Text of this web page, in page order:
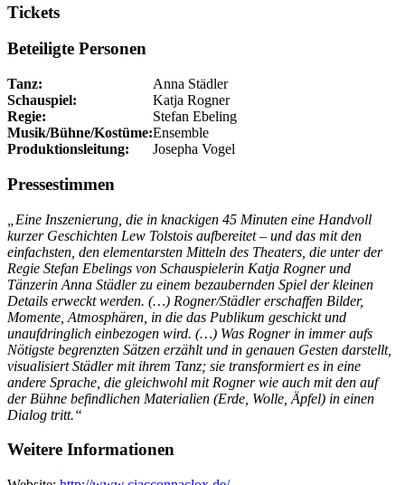
Tickets
Beteiligte Personen
Tanz:
Anna Städler
Schauspiel:
Katja Rogner
Regie:
Stefan Ebeling
Musik/Bühne/Kostüme:Ensemble
Produktionsleitung:
Josepha Vogel
Pressestimmen
„Eine Inszenierung, die in knackigen 45 Minuten eine Handvoll
kurzer Geschichten Lew Tolstois aufbereitet – und das mit den
einfachsten, den elementarsten Mitteln des Theaters, die unter der
Regie Stefan Ebelings von Schauspielerin Katja Rogner und
Tänzerin Anna Städler zu einem bezaubernden Spiel der kleinen
Details erweckt werden. (…) Rogner/Städler erschaffen Bilder,
Momente, Atmosphären, in die das Publikum geschickt und
unaufdringlich einbezogen wird. (…) Was Rogner in immer aufs
Nötigste begrenzten Sätzen erzählt und in genauen Gesten darstellt,
visualisiert Städler mit ihrem Tanz; sie transformiert es in eine
andere Sprache, die gleichwohl mit Rogner wie auch mit den auf
der Bühne befindlichen Materialien (Erde, Wolle, Äpfel) in einen
Dialog tritt.“
Weitere Informationen